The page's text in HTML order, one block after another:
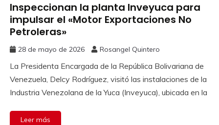
Inspeccionan la planta Inveyuca para
impulsar el «Motor Exportaciones No
Petroleras»
28 de mayo de 2026 Rosangel Quintero
La Presidenta Encargada de la República Bolivariana de
Venezuela, Delcy Rodríguez, visitó las instalaciones de la
Industria Venezolana de la Yuca (Inveyuca), ubicada en la
Leer más